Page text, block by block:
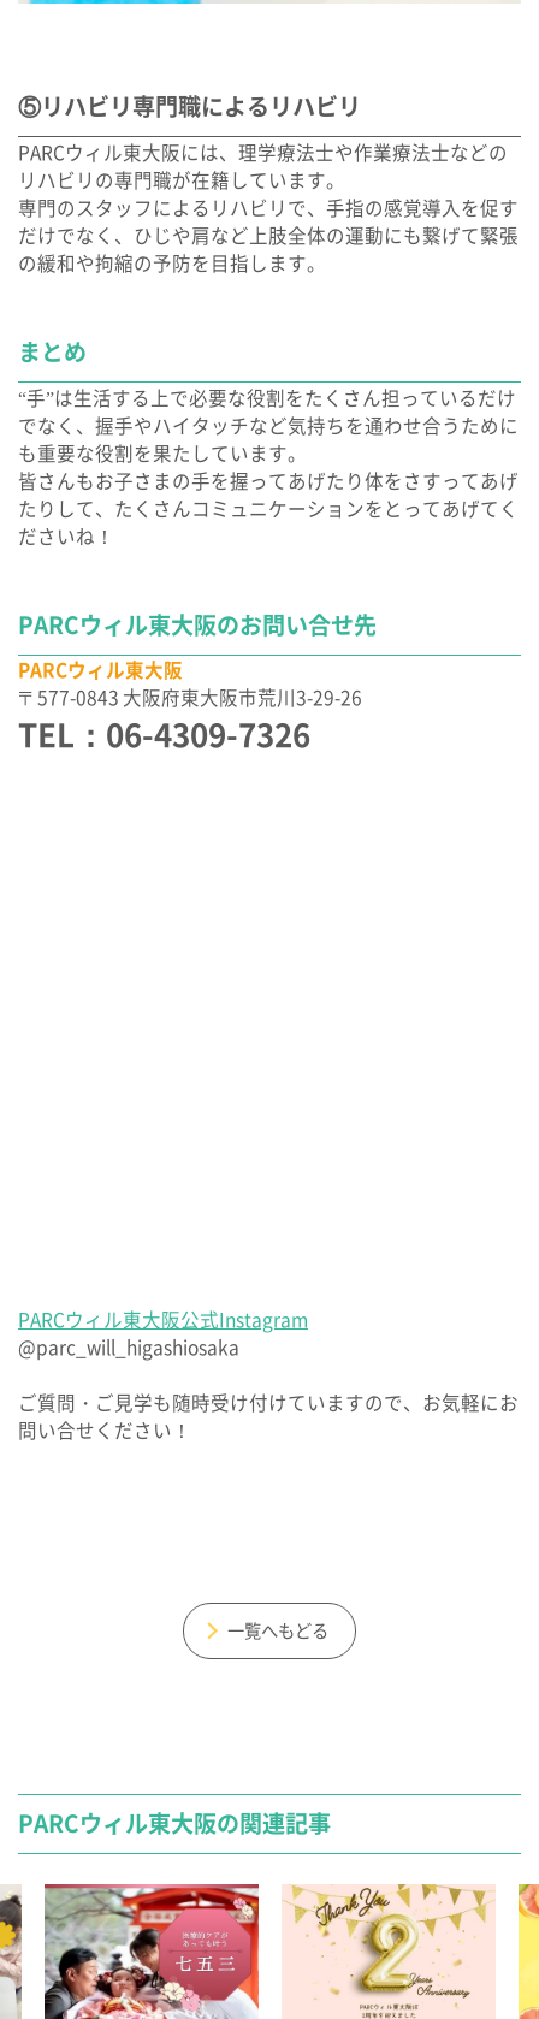
⑤リハビリ専門職によるリハビリ
PARCウィル東大阪には、理学療法士や作業療法士などの
リハビリの専門職が在籍しています。
専門のスタッフによるリハビリで、手指の感覚導入を促す
だけでなく、ひじや肩など上肢全体の運動にも繋げて緊張
の緩和や拘縮の予防を目指します。
まとめ
“手”は生活する上で必要な役割をたくさん担っているだけ
でなく、握手やハイタッチなど気持ちを通わせ合うために
も重要な役割を果たしています。
皆さんもお子さまの手を握ってあげたり体をさすってあげ
たりして、たくさんコミュニケーションをとってあげてく
ださいね！
PARCウィル東大阪のお問い合せ先
PARCウィル東大阪
〒577-0843 大阪府東大阪市荒川3-29-26
TEL：06-4309-7326
PARCウィル東大阪公式Instagram
@parc_will_higashiosaka
ご質問・ご見学も随時受け付けていますので、お気軽にお
問い合せください！
一覧へもどる
PARCウィル東大阪の関連記事